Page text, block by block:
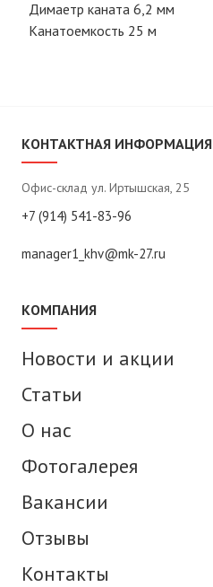
Димаетр каната 6,2 мм
Канатоемкость 25 м
КОНТАКТНАЯ ИНФОРМАЦИЯ
Офис-склад ул. Иртышская, 25
+7 (914) 541-83-96
manager1_khv@mk-27.ru
КОМПАНИЯ
Новости и акции
Статьи
О нас
Фотогалерея
Вакансии
Отзывы
Контакты